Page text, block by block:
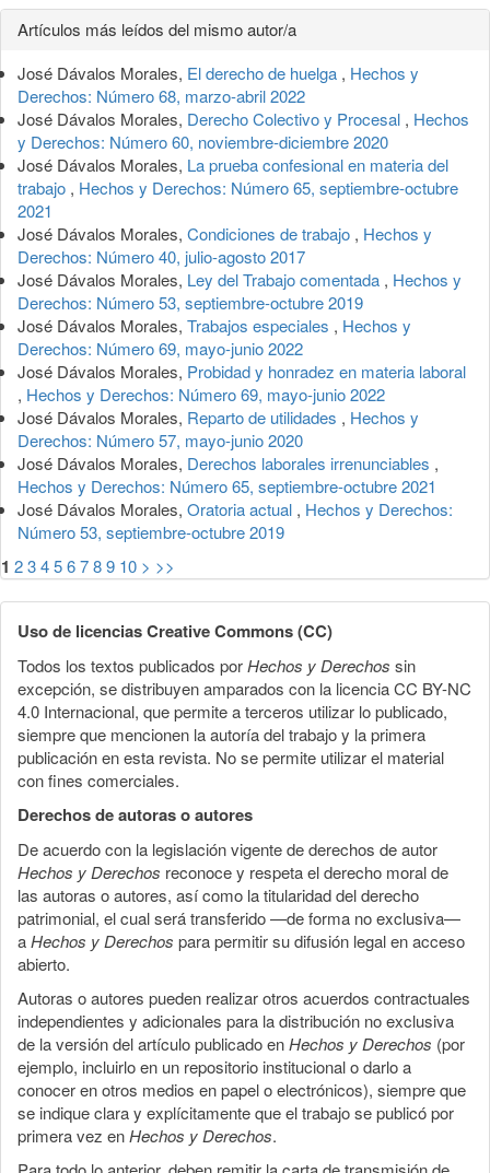
Detalles
del
artículo
Artículos más leídos del mismo autor/a
José Dávalos Morales, El derecho de huelga , Hechos y
Derechos: Número 68, marzo-abril 2022
José Dávalos Morales, Derecho Colectivo y Procesal , Hechos
y Derechos: Número 60, noviembre-diciembre 2020
José Dávalos Morales, La prueba confesional en materia del
trabajo , Hechos y Derechos: Número 65, septiembre-octubre
2021
José Dávalos Morales, Condiciones de trabajo , Hechos y
Derechos: Número 40, julio-agosto 2017
José Dávalos Morales, Ley del Trabajo comentada , Hechos y
Derechos: Número 53, septiembre-octubre 2019
José Dávalos Morales, Trabajos especiales , Hechos y
Derechos: Número 69, mayo-junio 2022
José Dávalos Morales, Probidad y honradez en materia laboral
, Hechos y Derechos: Número 69, mayo-junio 2022
José Dávalos Morales, Reparto de utilidades , Hechos y
Derechos: Número 57, mayo-junio 2020
José Dávalos Morales, Derechos laborales irrenunciables ,
Hechos y Derechos: Número 65, septiembre-octubre 2021
José Dávalos Morales, Oratoria actual , Hechos y Derechos:
Número 53, septiembre-octubre 2019
1 23456789 10 > >>
Uso de licencias Creative Commons (CC)
Todos los textos publicados porHechos y Derechos sin
excepción, se distribuyen amparados con la licencia CC BY-NC
4.0 Internacional, que permite a terceros utilizar lo publicado,
siempre que mencionen la autoría del trabajo y la primera
publicación en esta revista. No se permite utilizar el material
con fines comerciales.
Derechos de autoras o autores
De acuerdo con la legislación vigente de derechos de autor
Hechos y Derechos reconoce y respeta el derecho moral de
las autoras o autores, así como la titularidad del derecho
patrimonial, el cual será transferido —de forma no exclusiva—
aHechos y Derechos para permitir su difusión legal en acceso
abierto.
Autoras o autores pueden realizar otros acuerdos contractuales
independientes y adicionales para la distribución no exclusiva
de la versión del artículo publicado enHechos y Derechos (por
ejemplo, incluirlo en un repositorio institucional o darlo a
conocer en otros medios en papel o electrónicos), siempre que
se indique clara y explícitamente que el trabajo se publicó por
primera vez enHechos y Derechos.